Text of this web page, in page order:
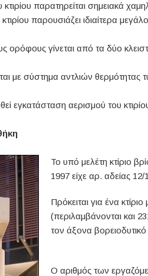
κτιρίου παρατηρείται σημειακά
παρουσιάζει ιδιαίτερα
γίνεται από τα δύο
με σύστημα αντλιών
εγκατάσταση αερισμού του
Το υπό μελέτη κτίριο
1997 είχε αρ. αδείας 12/
Πρόκειται για ένα
(περιλαμβάνονται και
τον άξονα βορειοδυτικό
Ο αριθμός των